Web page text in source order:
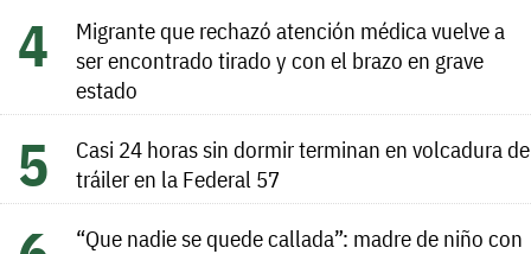
Migrante que rechazó atención médica vuelve a
ser encontrado tirado y con el brazo en grave
estado
Casi 24 horas sin dormir terminan en volcadura de
tráiler en la Federal 57
“Que nadie se quede callada”: madre de niño con